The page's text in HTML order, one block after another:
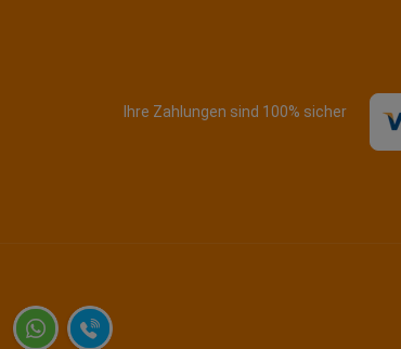
Ihre Zahlungen sind 100% sicher